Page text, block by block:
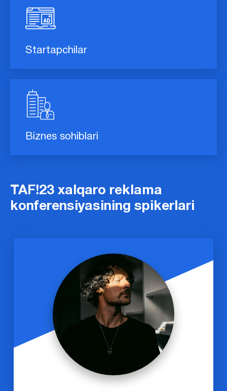
Startapchilar
Biznes sohiblari
TAF!23 xalqaro reklama
konferensiyasining spikerlari